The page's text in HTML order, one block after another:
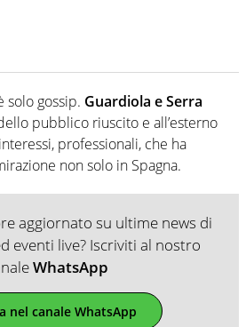
solo gossip. Guardiola e Serra
pubblico riuscito e all’esterno
professionali, che ha
non solo in Spagna.
aggiornato su ultime news di
eventi live? Iscriviti al nostro
WhatsApp
nel canale WhatsApp